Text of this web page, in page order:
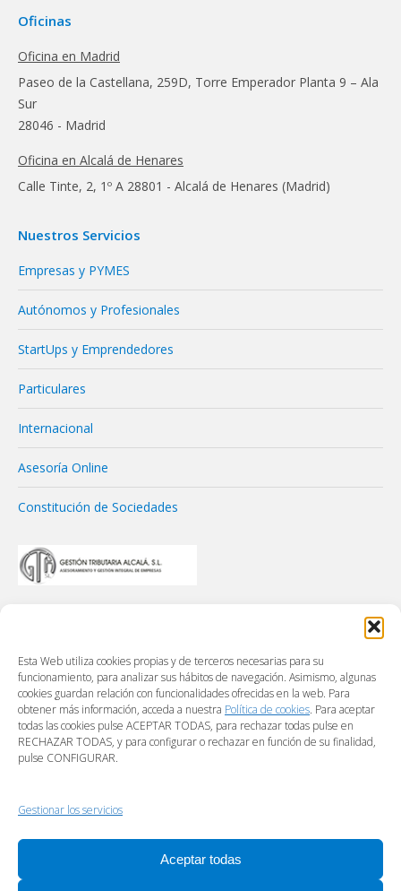
Esta Web utiliza cookies propias y de terceros necesarias para su
funcionamiento, para analizar sus hábitos de navegación. Asimismo, algunas
cookies guardan relación con funcionalidades ofrecidas en la web. Para
obtener más información, acceda a nuestra Política de cookies. Para aceptar
todas las cookies pulse ACEPTAR TODAS, para rechazar todas pulse en
RECHAZAR TODAS, y para configurar o rechazar en función de su finalidad,
pulse CONFIGURAR.
Gestionar los servicios
Aceptar todas
Oficinas
Oficina en Madrid
Paseo de la Castellana, 259D, Torre Emperador Planta 9 – Ala
Sur
28046 - Madrid
Oficina en Alcalá de Henares
Calle Tinte, 2, 1º A 28801 - Alcalá de Henares (Madrid)
Nuestros Servicios
Empresas y PYMES
Autónomos y Profesionales
StartUps y Emprendedores
Particulares
Internacional
Asesoría Online
Constitución de Sociedades